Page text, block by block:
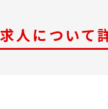
人について